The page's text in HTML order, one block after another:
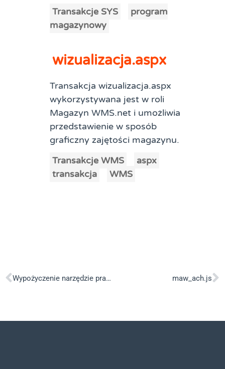
Transakcje SYS
program
magazynowy
wizualizacja.aspx
Transakcja wizualizacja.aspx
wykorzystywana jest w roli
Magazyn WMS.net i umożliwia
przedstawienie w sposób
graficzny zajętości magazynu.
Transakcje WMS
aspx
transakcja
WMS
Wypożyczenie narzędzie pracownikowi – transakcja dpmag_insert_nwj.aspx maw_ach.js